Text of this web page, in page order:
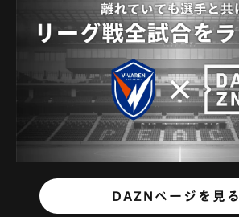
DAZNページを見る